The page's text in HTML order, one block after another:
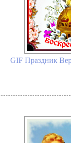
GIF Праздник